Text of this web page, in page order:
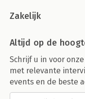
Zakelijk
Altijd op de
Schrijf u in voor
met relevante
events en de beste